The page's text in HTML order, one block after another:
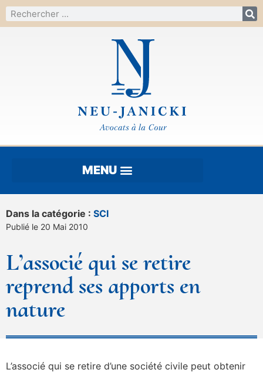
Dans la catégorie : SCI
Publié le 20 Mai 2010
L’associé qui se retire
reprend ses apports en
nature
L’associé qui se retire d’une société civile peut obtenir